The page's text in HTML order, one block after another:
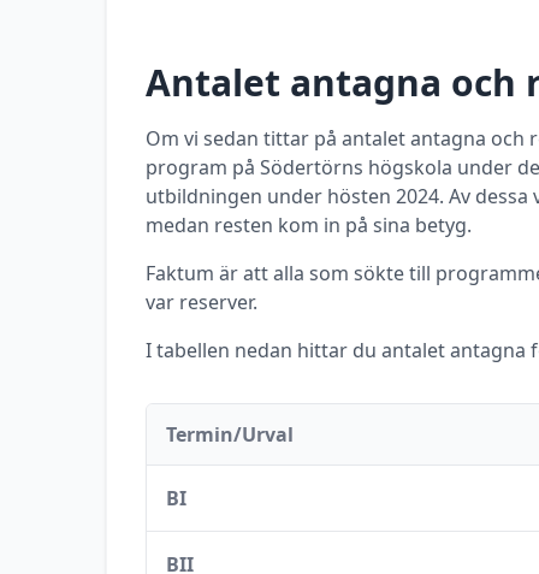
Antalet antagna och
Om vi sedan tittar på antalet antagna
program på Södertörns högskola under
utbildningen under hösten 2024. Av dessa
medan resten kom in på sina betyg.
Faktum är att alla som sökte till
var reserver.
I tabellen nedan hittar du antalet antagna
Termin/Urval
BI
BII